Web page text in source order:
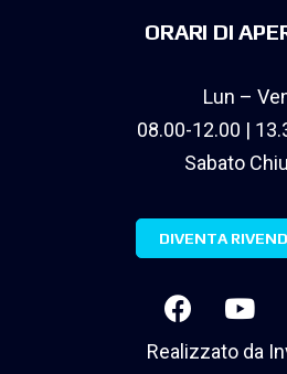
ORARI DI
Lun –
08.00-12.00 |
Sabato
DIVENTA
Realizzato da